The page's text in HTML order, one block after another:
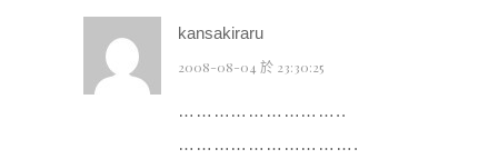
kansakiraru
2008-08-04 於 23:30:25
………………………..
………………………….